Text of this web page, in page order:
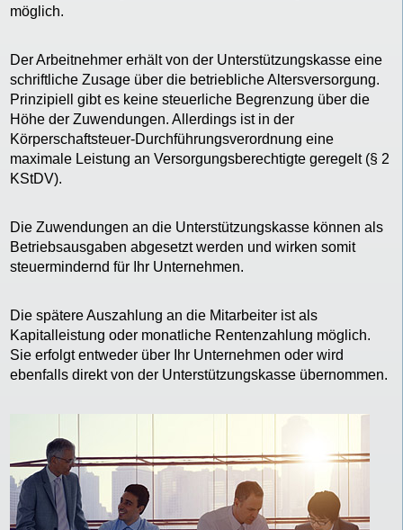
möglich.
Der Arbeitnehmer erhält von der Unterstützungskasse eine
schriftliche Zusage über die betriebliche Altersversorgung.
Prinzipiell gibt es keine steuerliche Begrenzung über die
Höhe der Zuwendungen. Allerdings ist in der
Körperschaftsteuer-Durchführungsverordnung eine
maximale Leistung an Versorgungsberechtigte geregelt (§ 2
KStDV).
Die Zuwendungen an die Unterstützungskasse können als
Betriebsausgaben abgesetzt werden und wirken somit
steuermindernd für Ihr Unternehmen.
Die spätere Auszahlung an die Mitarbeiter ist als
Kapitalleistung oder monatliche Rentenzahlung möglich.
Sie erfolgt entweder über Ihr Unternehmen oder wird
ebenfalls direkt von der Unterstützungskasse übernommen.